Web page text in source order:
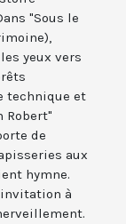
"Sous le
yeux vers
technique et
Robert"
de
aux
hymne.
à